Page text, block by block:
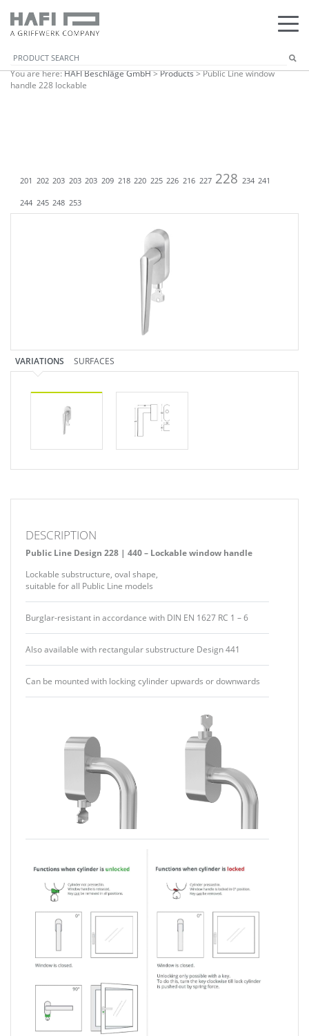
You are here:HAFI Beschläge GmbH>Products>Public Line window
handle 228 lockable
201 202 203 203 203 209 218 220 225 226 216 227 228 234 241
244 245 248 253
VARIATIONS SURFACES
DESCRIPTION
Public Line Design 228 | 440 – Lockable window handle
Lockable substructure, oval shape,
suitable for all Public Line models
Burglar-resistant in accordance with DIN EN 1627 RC 1 – 6
Also available with rectangular substructure Design 441
Can be mounted with locking cylinder upwards or downwards